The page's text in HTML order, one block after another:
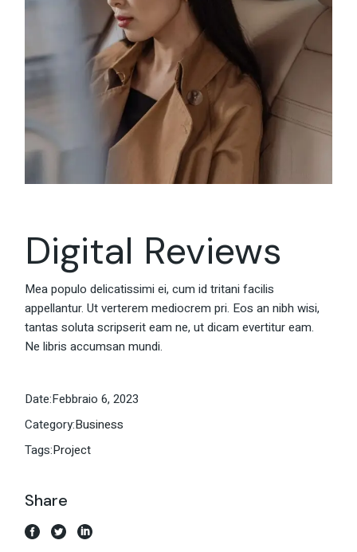
Digital Reviews
Mea populo delicatissimi ei, cum id tritani facilis
appellantur. Ut verterem mediocrem pri. Eos an nibh wisi,
tantas soluta scripserit eam ne, ut dicam evertitur eam.
Ne libris accumsan mundi.
Date:Febbraio 6, 2023
Category:Business
Tags:Project
Share